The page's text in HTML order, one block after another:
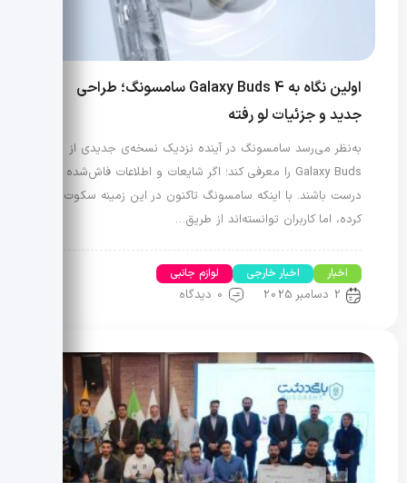
اولین نگاه به Galaxy Buds 4 سامسونگ؛ طراحی
جدید و جزئیات لو رفته
به‌نظر می‌رسد سامسونگ در آینده نزدیک نسخه‌ی جدیدی از
Galaxy Buds را معرفی کند؛ اگر شایعات و اطلاعات فاش‌شده
درست باشند. با اینکه سامسونگ تاکنون در این زمینه سکوت
کرده، اما کاربران توانسته‌اند از طریق…
اخبار اخبار خارجی لوازم جانبی
2 دسامبر 2025 0 دیدگاه